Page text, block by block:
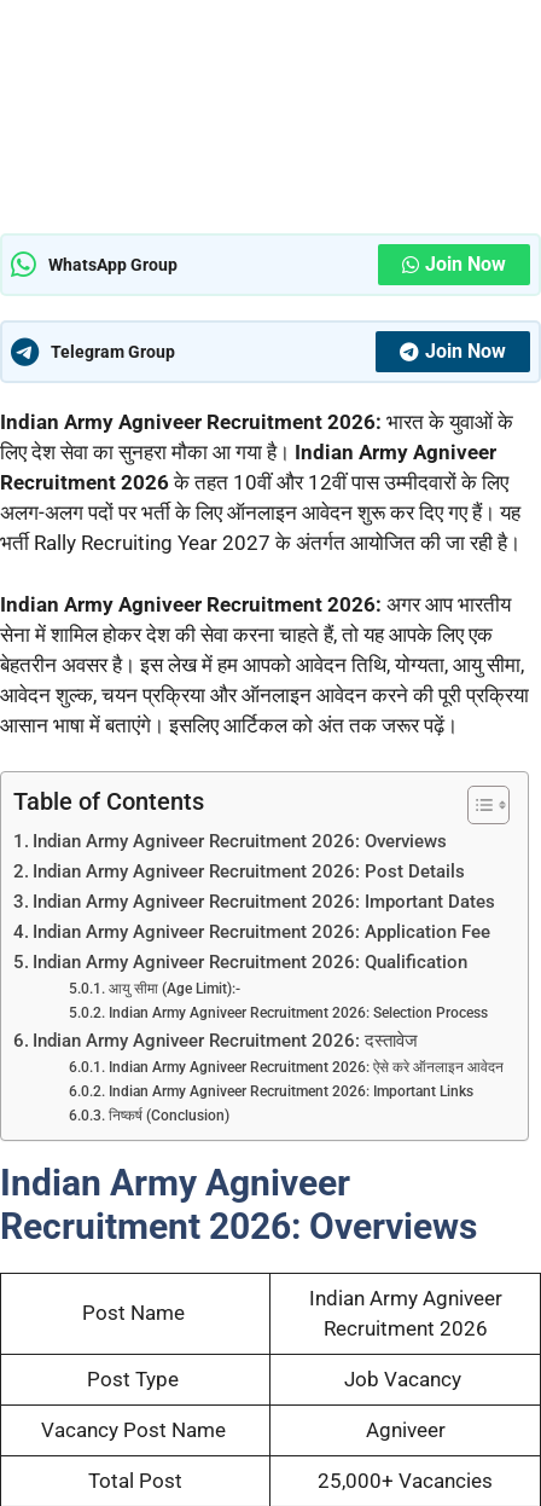
WhatsApp Group Join Now
Telegram Group Join Now
Indian Army Agniveer Recruitment 2026: भारत के युवाओं के
लिए देश सेवा का सुनहरा मौका आ गया है। Indian Army Agniveer
Recruitment 2026के तहत 10वीं और 12वीं पास उम्मीदवारों के लिए
अलग-अलग पदों पर भर्ती के लिए ऑनलाइन आवेदन शुरू कर दिए गए हैं। यह
भर्ती Rally Recruiting Year 2027 के अंतर्गत आयोजित की जा रही है।
Indian Army Agniveer Recruitment 2026: अगर आप भारतीय
सेना में शामिल होकर देश की सेवा करना चाहते हैं, तो यह आपके लिए एक
बेहतरीन अवसर है। इस लेख में हम आपको आवेदन तिथि, योग्यता, आयु सीमा,
आवेदन शुल्क, चयन प्रक्रिया और ऑनलाइन आवेदन करने की पूरी प्रक्रिया
आसान भाषा में बताएंगे। इसलिए आर्टिकल को अंत तक जरूर पढ़ें।
Table of Contents
Indian Army Agniveer Recruitment 2026: Overviews
Indian Army Agniveer Recruitment 2026: Post Details
Indian Army Agniveer Recruitment 2026: Important Dates
Indian Army Agniveer Recruitment 2026: Application Fee
Indian Army Agniveer Recruitment 2026: Qualification
आयु सीमा (Age Limit):-
Indian Army Agniveer Recruitment 2026: Selection Process
Indian Army Agniveer Recruitment 2026: दस्तावेज
Indian Army Agniveer Recruitment 2026: ऐसे करे ऑनलाइन आवेदन
Indian Army Agniveer Recruitment 2026: Important Links
निष्कर्ष (Conclusion)
Indian Army Agniveer
Recruitment 2026: Overviews
Post Name
Indian Army Agniveer
Recruitment 2026
Post Type Job Vacancy
Vacancy Post Name Agniveer
Total Post 25,000+ Vacancies